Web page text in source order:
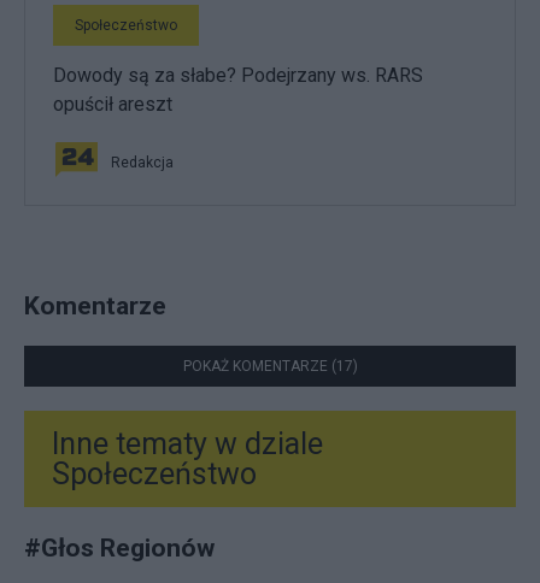
Społeczeństwo
Dowody są za słabe? Podejrzany ws. RARS
opuścił areszt
Redakcja
Komentarze
POKAŻ KOMENTARZE (17)
Inne tematy w dziale
Społeczeństwo
#Głos Regionów